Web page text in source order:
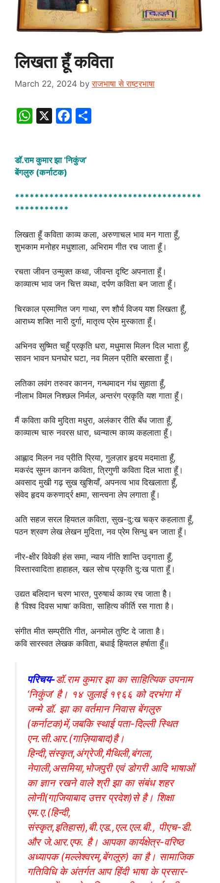
लिखता हूँ कविता
March 22, 2024 byराजभाषा से राष्ट्रभाषा
W
s
A
p
p
X
F
e
o
डॉ.राम कुमार झा ‘निकुंज’
बेंगलुरु (कर्नाटक)
**************************************
***********
लिखता हूँ कविता काव्य कला, अरुणाचल भाव मन गाता हूँ,
शुभकाम मनोहर मधुशाला, अभिराम गीत रच जाता हूँ।
रचता जीवन उन्मुक्त कथा, जीवन्त दृष्टि अपनाता हूँ।
काव्यात्म भाव जन चित्त व्यथा, दर्पण कविता बन जाता हूँ।
चिरकाल प्रमाणित जग गाथा, रण शौर्य विजय यश लिखता हूँ,
आराध्य शक्ति नारी दुर्गा, मातृत्व प्रेम मुस्काता हूँ।
अभिनव सुष्मित चहुँ प्रकृति धरा, मधुमास मिलन दिल भाता हूँ,
सावन भावन घनघोर घटा, नव मिलन प्रीति बरसाता हूँ।
लतिका लवंग तरुवर कानन, गन्धमादन गंध सुहाता हूँ,
नीलाभ विमल निश्छल निर्मल, अन्तरंग प्रकृति यश गाता हूँ।
मैं कविता कवि मुदिता मधुरा, अलंकार रीति बॅंध जाता हूँ,
काव्यात्म चारु नवरस धारा, ध्वन्यात्म काव्य कहलाता हूँ।
आह्लाद मिलन नव प्रीति प्रिया, गुलज़ार हृदय मदमाता हूँ,
मकरंद सुमन कानन कविता, त्रिगुणी कविता दिल भाता हूँ।
अवसाद मुखी गढ़ सुख खुशियाँ, अपनत्व भाव दिखलाता हूँ,
संवेद हृदय करुणार्द्र क्षमा, सान्त्वना लेप लगाता हूँ।
अति सहज सरल हियतल कविता, सुख-दु:ख चक्र कहलाता हूँ,
पठन श्रवण लेख लेखन मुदिता, नव प्रेम सिन्धु बन जाता हूँ।
नीर-क्षीर विवेकी हंस समा, न्याय नीति शान्ति उद्गाता हूँ,
विस्तारवादिता हाहाहल, खल सोच प्रकृति दु:ख पाता हूँ।
उद्यत बलिदान चरण भारत, पुरुषार्थ काव्य रच जाता हैै।
है ‘विश्व दिवस भाषा’ कविता, साहित्य कीर्ति रस गाता है।
संगीत मीत सम्प्रीति गीत, अनमोल तुष्टि दे जाता है।
कवि सारस्वत लेखक कविता, बधाई हियतल हर्षाता हूँ॥
परिचय-डॉ.राम कुमार झा का साहित्यिक उपनाम
‘निकुंज’ है। १४ जुलाई १९६६ को दरभंगा में
जन्मे डॉ. झा का वर्तमान निवास बेंगलुरु
(कर्नाटक)में,जबकि स्थाई पता-दिल्ली स्थित
एन.सी.आर.(गाज़ियाबाद)है।
हिन्दी,संस्कृत,अंग्रेजी,मैथिली,बंगला,
नेपाली,असमिया,भोजपुरी एवं डोगरी आदि भाषाओं
का ज्ञान रखने वाले श्री झा का संबंध शहर
लोनी(गाजि़याबाद उत्तर प्रदेश)से है। शिक्षा
एम.ए.(हिन्दी,
संस्कृत,इतिहास),बी.एड.,एल.एल.बी., पीएच-डी.
और जे.आर.एफ. है। आपका कार्यक्षेत्र-वरिष्ठ
अध्यापक (मल्लेश्वरम्,बेंगलूरु) का है। सामाजिक
गतिविधि के अंतर्गत आप हिंंदी भाषा के प्रसार-